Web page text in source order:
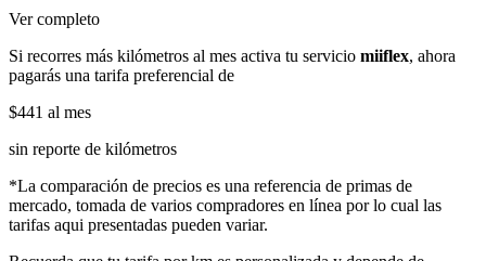
Ver completo
Si recorres más kilómetros al mes activa tu servicio miiflex, ahora
pagarás una tarifa preferencial de
$441 al mes
sin reporte de kilómetros
*La comparación de precios es una referencia de primas de
mercado, tomada de varios compradores en línea por lo cual las
tarifas aqui presentadas pueden variar.